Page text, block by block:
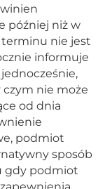
później niż w
nie jest
informuje
czym nie może
od dnia
podmiot
sposób
gdy podmiot